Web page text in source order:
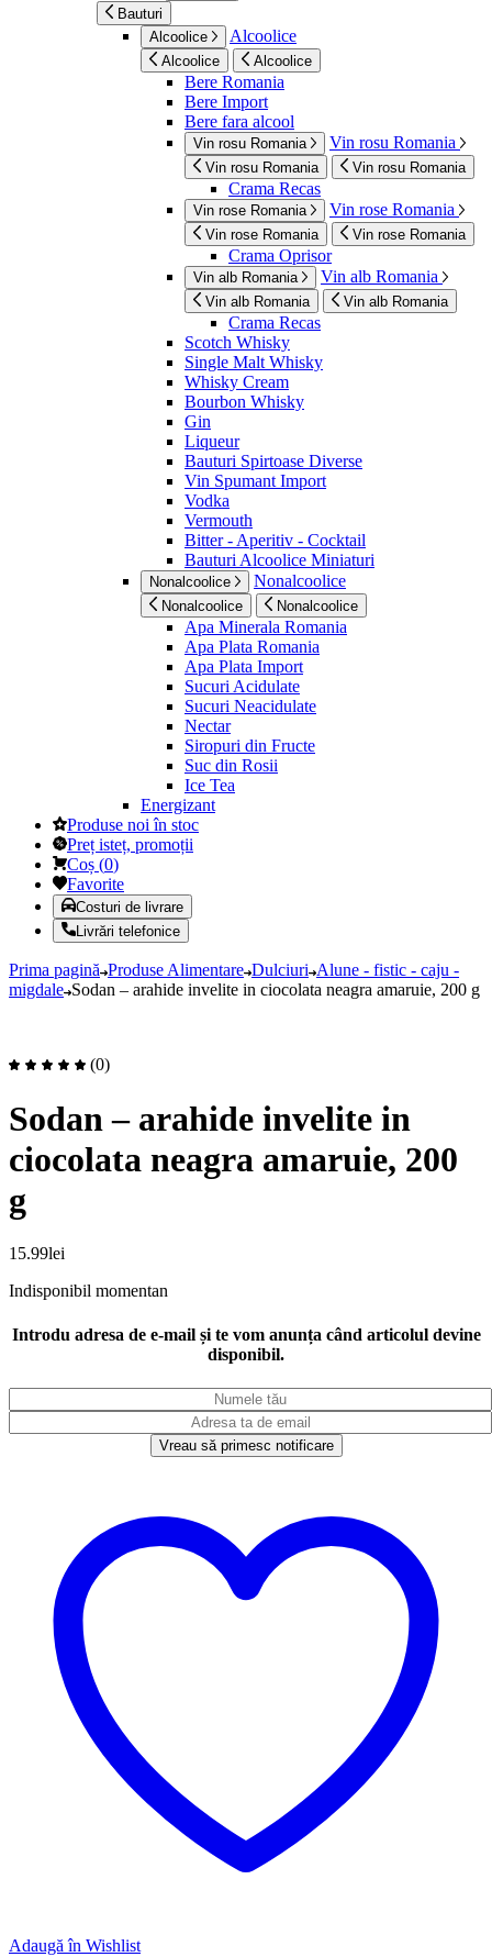
Bauturi
Alcoolice
Alcoolice
Alcoolice Alcoolice
Bere Romania
Bere Import
Bere fara alcool
Vin rosu Romania Vin rosu Romania
Vin rosu Romania Vin rosu Romania
Crama Recas
Vin rose Romania Vin rose Romania
Vin rose Romania Vin rose Romania
Crama Oprisor
Vin alb Romania Vin alb Romania
Vin alb Romania Vin alb Romania
Crama Recas
Scotch Whisky
Single Malt Whisky
Whisky Cream
Bourbon Whisky
Gin
Liqueur
Bauturi Spirtoase Diverse
Vin Spumant Import
Vodka
Vermouth
Bitter - Aperitiv - Cocktail
Bauturi Alcoolice Miniaturi
Nonalcoolice Nonalcoolice
Nonalcoolice Nonalcoolice
Apa Minerala Romania
Apa Plata Romania
Apa Plata Import
Sucuri Acidulate
Sucuri Neacidulate
Nectar
Siropuri din Fructe
Suc din Rosii
Ice Tea
Energizant
Produse noi în stoc
Preț isteț, promoții
Coș (0)
Favorite
Costuri de livrare
Livrări telefonice
Prima pagină Produse Alimentare Dulciuri Alune - fistic - caju -
migdale Sodan – arahide invelite in ciocolata neagra amaruie, 200 g
(0)
Sodan – arahide invelite in
ciocolata neagra amaruie, 200
g
15.99lei
Indisponibil momentan
Introdu adresa de e-mail și te vom anunța când articolul devine
disponibil.
Vreau să primesc notificare
Adaugă în Wishlist